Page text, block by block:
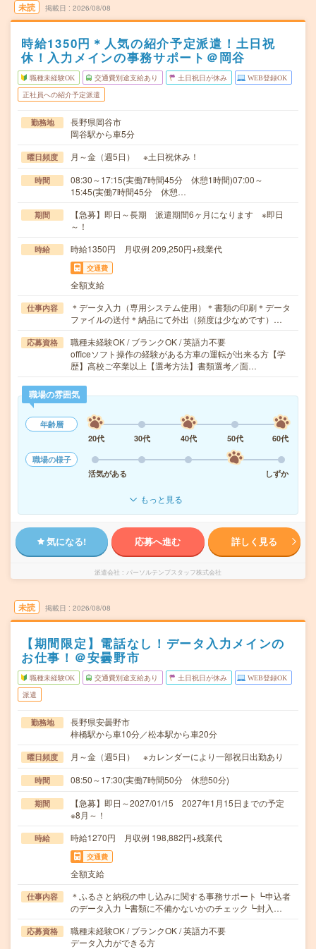
未読 掲載日 2026/08/08
時給1350円＊人気の紹介予定派遣！土日祝
休！入力メインの事務サポート＠岡谷
職種未経験OK 交通費別途支給あり 土日祝日が休み WEB登録OK
正社員への紹介予定派遣
勤務地
長野県岡谷市
岡谷駅から車5分
曜日頻度 月～金（週5日） ※土日祝休み！
時間
08:30～17:15(実働7時間45分 休憩1時間)07:00～
15:45(実働7時間45分 休憩…
期間
【急募】即日～長期 派遣期間6ヶ月になります ※即日
～！
時給 時給1350円 月収例 209,250円+残業代
交通費
全額支給
仕事内容
＊データ入力（専用システム使用）＊書類の印刷＊データ
ファイルの送付＊納品にて外出（頻度は少なめです）…
応募資格
職種未経験OK / ブランクOK / 英語力不要
officeソフト操作の経験がある方車の運転が出来る方【学
歴】高校ご卒業以上【選考方法】書類選考／面…
職場の雰囲気
年齢層
20代
30代 40代 50代
60代
職場の様子
活気がある
しずか
もっと見る
気になる! 応募へ進む 詳しく見る
派遣会社 パーソルテンプスタッフ株式会社
未読 掲載日 2026/08/08
【期間限定】電話なし！データ入力メインの
お仕事！＠安曇野市
職種未経験OK 交通費別途支給あり 土日祝日が休み WEB登録OK
派遣
勤務地
長野県安曇野市
梓橋駅から車10分／松本駅から車20分
曜日頻度 月～金（週5日） ※カレンダーにより一部祝日出勤あり
時間 08:50～17:30(実働7時間50分 休憩50分)
期間
【急募】即日～2027/01/15 2027年1月15日までの予定
※8月～！
時給 時給1270円 月収例 198,882円+残業代
交通費
全額支給
仕事内容
＊ふるさと納税の申し込みに関する事務サポート┗申込者
のデータ入力┗書類に不備かないかのチェック┗封入…
応募資格
職種未経験OK / ブランクOK / 英語力不要
データ入力ができる方